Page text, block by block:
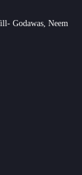
Godawas, Neem